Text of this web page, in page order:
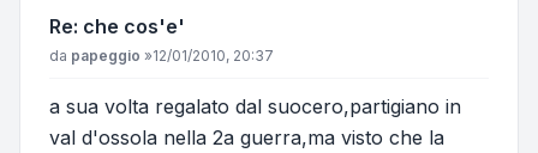
Re: che cos'e'
Messaggio
da papeggio »12/01/2010, 20:37
a sua volta regalato dal suocero,partigiano in
val d'ossola nella 2a guerra,ma visto che la